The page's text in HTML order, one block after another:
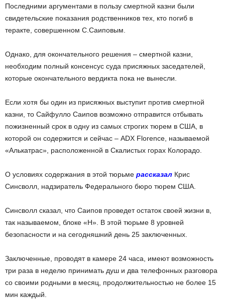
Последними аргументами в пользу смертной казни были
свидетельские показания родственников тех, кто погиб в
теракте, совершенном С.Саиповым.
Однако, для окончательного решения – смертной казни,
необходим полный консенсус суда присяжных заседателей,
которые окончательного вердикта пока не вынесли.
Если хотя бы один из присяжных выступит против смертной
казни, то Сайфулло Саипов возможно отправится отбывать
пожизненный срок в одну из самых строгих тюрем в США, в
которой он содержится и сейчас – ADX Florence, называемой
«Алькатрас», расположенной в Скалистых горах Колорадо.
О условиях содержания в этой тюрьме рассказал Крис
Синсволл, надзиратель Федерального бюро тюрем США.
Синсволл сказал, что Саипов проведет остаток своей жизни в,
так называемом, блоке «Н». В этой тюрьме 8 уровней
безопасности и на сегодняшний день 25 заключенных.
Заключенные, проводят в камере 24 часа, имеют возможность
три раза в неделю принимать душ и два телефонных разговора
со своими родными в месяц, продолжительностью не более 15
мин каждый.